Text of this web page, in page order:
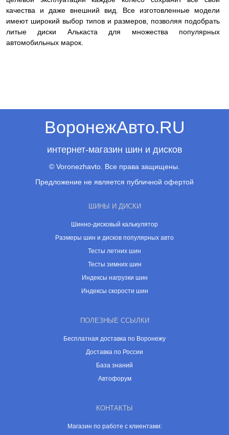
качества и даже внешний вид. Все изготовленные модели
имеют широкий выбор типов и размеров, позволяя подобрать
литые диски Алькаста для множества популярных
автомобильных марок.
ВоронежАвто.RU
интернет-магазин шин и дисков
© Voronezhavto. Все права защищены.
Предложение не является публичной офертой
ШИНЫ И ДИСКИ
Шинно-дисковый калькулятор
Размеры шин и дисков популярных авто
Тесты летних шин
Тесты зимних шин
Индексы нагрузки шин
Индексы скорости шин
ПОЛЕЗНЫЕ ССЫЛКИ
Бесплатная доставка по Воронежу
Доставка по России
База знаний
Автофорум
КОНТАКТЫ
Магазин по работе с клиентами: